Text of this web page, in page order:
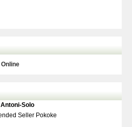
150.000
Antoni-Solo
Seller Pokoke